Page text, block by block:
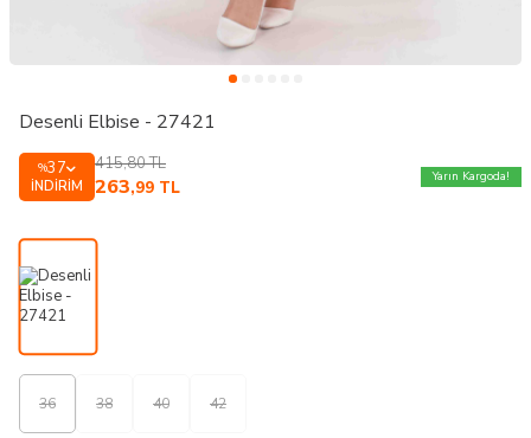
Desenli Elbise - 27421
%37
İNDIRIM
415,80TL
263,99 TL
Yarın Kargoda!
36 38 40 42